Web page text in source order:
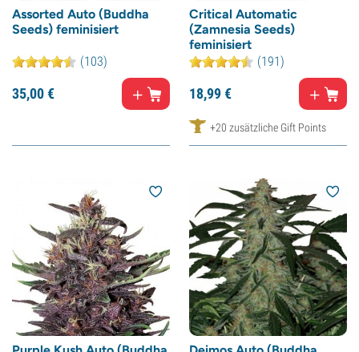
Assorted Auto (Buddha
Seeds) feminisiert
(103)
35,00€
Critical Automatic
(Zamnesia Seeds)
feminisiert
(191)
18,99€
+20 zusätzliche Gift Points